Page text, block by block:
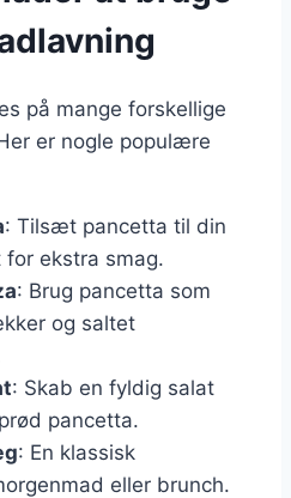
på mange forskellige
er nogle populære
: Tilsæt pancetta til din
ekstra smag.
: Brug pancetta som
og saltet
: Skab en fyldig salat
pancetta.
: En klassisk
eller brunch.